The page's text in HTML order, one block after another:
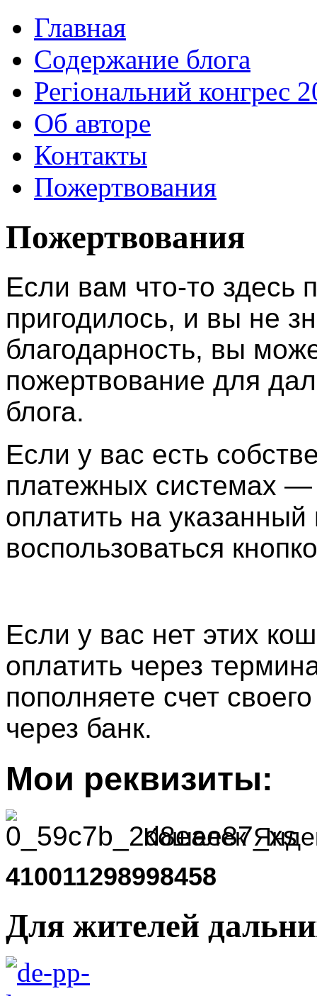
Главная
Содержание блога
Регіональний конгрес
Об авторе
Контакты
Пожертвования
Пожертвования
Если вам что-то здесь
пригодилось, и вы не
благодарность, вы
пожертвование для
блога.
Если у вас есть
платежных системах
оплатить на
воспользоваться
Если у вас нет этих
оплатить через
пополняете счет
через банк.
Мои реквизиты:
Кошелек
410011298998458
Для жителей